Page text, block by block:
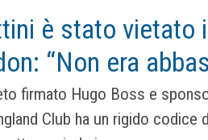
è stato vietato
“Non era
firmato Hugo Boss e
Club ha un rigido